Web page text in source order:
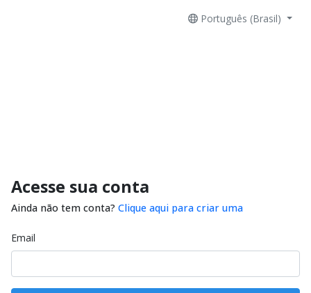
Português (Brasil)
Acesse sua conta
Ainda não tem conta? Clique aqui para criar uma
Email